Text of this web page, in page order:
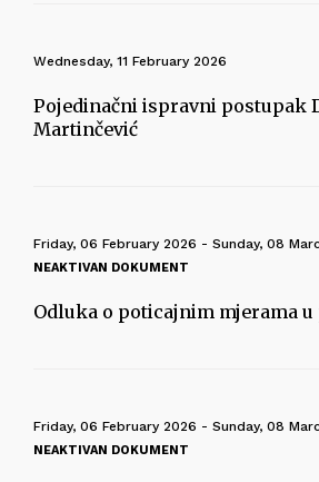
Wednesday, 11 February 2026
Pojedinačni ispravni postupak
Martinčević
Friday, 06 February 2026 - Sunday, 08
NEAKTIVAN DOKUMENT
Odluka o poticajnim mjerama
Friday, 06 February 2026 - Sunday, 08
NEAKTIVAN DOKUMENT